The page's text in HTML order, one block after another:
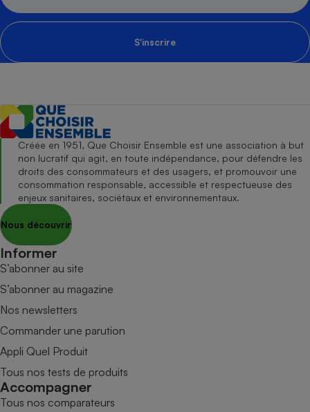
S'inscrire
Créée en 1951, Que Choisir Ensemble est une association à but
non lucratif qui agit, en toute indépendance, pour défendre les
droits des consommateurs et des usagers, et promouvoir une
consommation responsable, accessible et respectueuse des
enjeux sanitaires, sociétaux et environnementaux.
Nous découvrir
Informer
S’abonner au site
S’abonner au magazine
Nos newsletters
Commander une parution
Appli Quel Produit
Tous nos tests de produits
Accompagner
Tous nos comparateurs